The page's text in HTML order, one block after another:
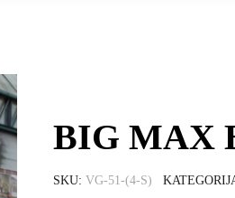
BIG MAX
SKU VG-51-(4-S)